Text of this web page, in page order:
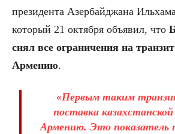
президента Азербайджана
который 21 октября объявил, что
снял все ограничения на
Армению.
«Первым таким
поставка
Армению. Это показатель